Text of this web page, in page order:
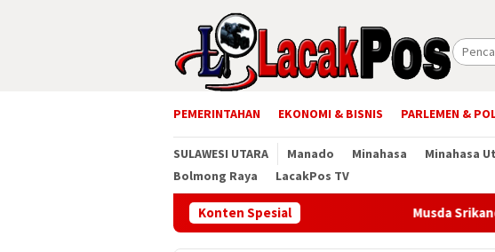
PEMERINTAHAN EKONOMI & BISNIS PARLEMEN &
SULAWESI UTARA Manado Minahasa Minahasa
Bolmong Raya
LacakPos TV
Konten Spesial Musda Srikandi